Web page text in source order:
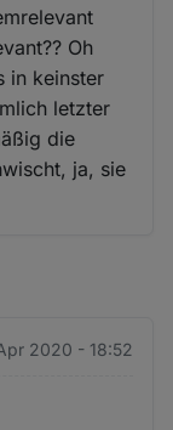
Oh
in keinster
letzter
die
ja, sie
2020 - 18:52